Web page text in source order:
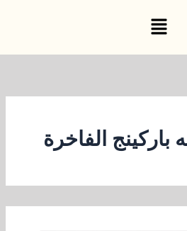
القائمة
باركينج الفاخرة